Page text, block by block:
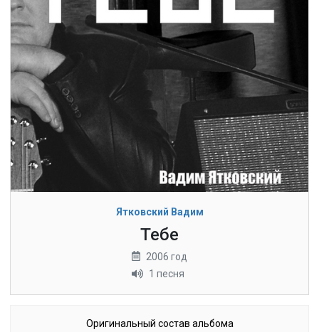
Ятковский Вадим
Тебе
2006 год
1 песня
Оригинальный состав альбома